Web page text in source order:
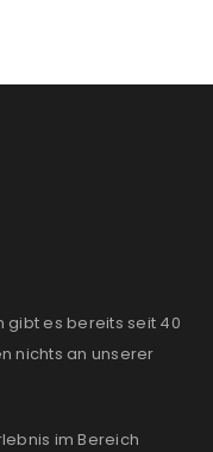
gibt es bereits seit 40
nichts an unserer
im Bereich